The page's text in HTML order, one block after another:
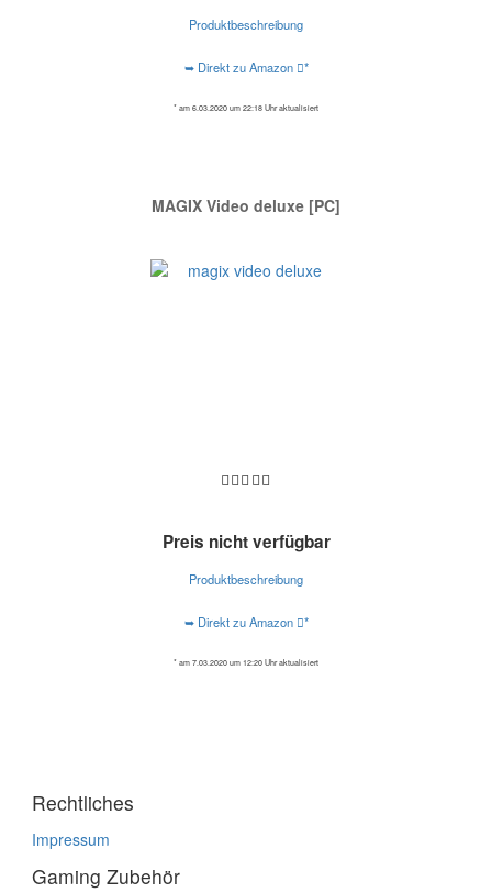
Produktbeschreibung
➥ Direkt zu Amazon *
* am 6.03.2020 um 22:18 Uhr aktualisiert
MAGIX Video deluxe [PC]
Preis nicht verfügbar
Produktbeschreibung
➥ Direkt zu Amazon *
* am 7.03.2020 um 12:20 Uhr aktualisiert
Rechtliches
Impressum
Gaming Zubehör